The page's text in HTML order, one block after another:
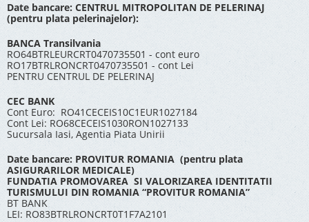
Date bancare: CENTRUL MITROPOLITAN DE PELERINAJ
(pentru plata pelerinajelor):
BANCA Transilvania
RO64BTRLEURCRT0470735501 - cont euro
RO17BTRLRONCRT0470735501 - cont Lei
PENTRU CENTRUL DE PELERINAJ
CEC BANK
Cont Euro: RO41CECEIS10C1EUR1027184
Cont Lei: RO68CECEIS1030RON1027133
Sucursala Iasi, Agentia Piata Unirii
Date bancare: PROVITUR ROMANIA (pentru plata
ASIGURARILOR MEDICALE)
FUNDATIA PROMOVAREA SI VALORIZAREA IDENTITATII
TURISMULUI DIN ROMANIA “PROVITUR ROMANIA”
BT BANK
LEI: RO83BTRLRONCRT0T1F7A2101